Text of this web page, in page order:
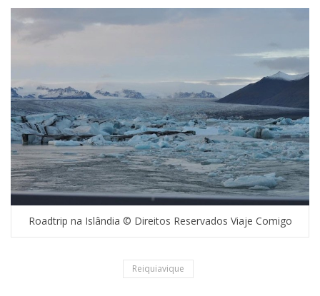
Roadtrip na Islândia © Direitos Reservados Viaje Comigo
Reiquiavique